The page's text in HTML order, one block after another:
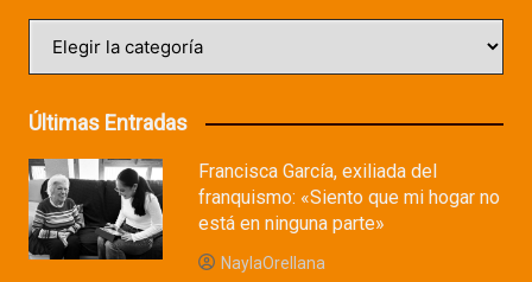
Últimas Entradas
Francisca García, exiliada del
franquismo: «Siento que mi hogar no
está en ninguna parte»
NaylaOrellana